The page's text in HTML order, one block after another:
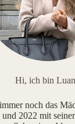
Hi, ich bin
noch das
2022 mit